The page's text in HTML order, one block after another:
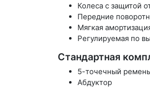
Колеса с защитой
Передние
Мягкая
Регулируемая по
Стандартная
5-точечный ремень
Абдуктор